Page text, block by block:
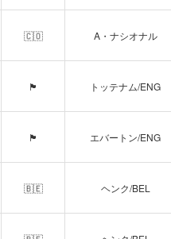
🇨🇴 A・ナシオナル
🏴󠁧󠁢󠁥󠁮󠁧󠁿 トッテナム/ENG
🏴󠁧󠁢󠁥󠁮󠁧󠁿 エバートン/ENG
🇧🇪 ヘンク/BEL